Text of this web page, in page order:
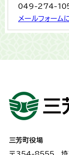
049-274-
メールフォーム
三芳町役場